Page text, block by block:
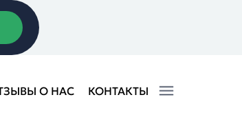
О НАС КОНТАКТЫ ...